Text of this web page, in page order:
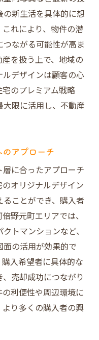
新生活を具体的に想
れにより、物件の潜
ながる可能性が高ま
を扱う上で、地域の
デザインは顧客の心
のプレミアム戦略
限に活用し、不動産
アプローチ
に合ったアプローチ
オリジナルデザイン
ことができ、購入者
野元町エリアでは、
トマンションなど、
の活用が効果的で
入希望者に具体的な
売却成功につながり
利便性や周辺環境に
り多くの購入者の興